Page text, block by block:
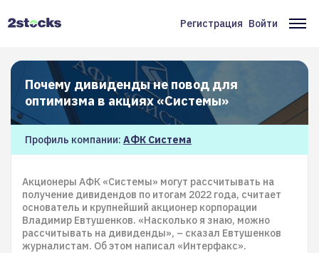
Меню
учётной
записи
пользователя
Регистрация Войти
Почему дивиденды не повод для
оптимизма в акциях «Системы»
Профиль компании: АФК Система
Акционеры АФК «Системы» могут рассчитывать на
получение дивидендов по итогам 2022 года, считает
основатель и крупнейший акционер корпорации
Владимир Евтушенков. «Насколько я знаю, можно
рассчитывать на дивиденды», – сказал Евтушенков
журналистам. Об этом написал «Интерфакс».